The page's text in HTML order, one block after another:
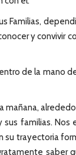
Familias,
y convivir
de la mano
mañana,
familias.
trayectoria
saber